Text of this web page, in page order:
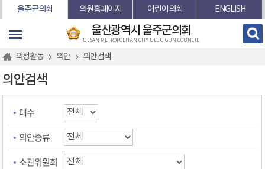
본문바로가기
울주군의회 의원홈페이지 어린이의회 ENGLISH
울산광역시 울주군의회
ULSAN METROPOLITAN CITY ULJU GUN COUNCIL
의정활동 의안 의안검색
의안검색
대수
의안종류
소관위원회